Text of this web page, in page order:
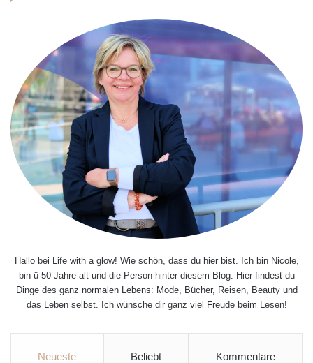
Hallo bei Life with a glow! Wie schön, dass du hier bist. Ich bin Nicole,
bin ü-50 Jahre alt und die Person hinter diesem Blog. Hier findest du
Dinge des ganz normalen Lebens: Mode, Bücher, Reisen, Beauty und
das Leben selbst. Ich wünsche dir ganz viel Freude beim Lesen!
Neueste Beliebt Kommentare